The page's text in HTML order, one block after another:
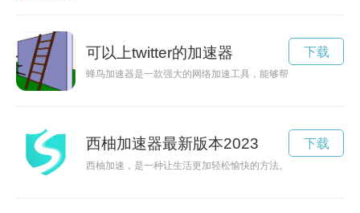
可以上twitter的加速器
蜂鸟加速器是一款强大的网络加速工具，能够帮助用户在网络
下载
西柚加速器最新版本2023
西柚加速，是一种让生活更加轻松愉快的方法。不仅可以提高
下载